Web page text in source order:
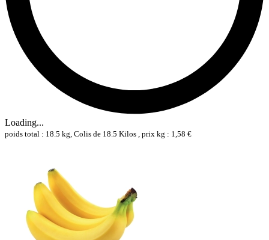
Loading...
poids total : 18.5 kg, Colis de 18.5 Kilos , prix kg : 1,58 €